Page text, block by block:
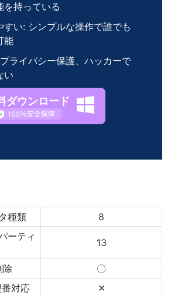
を持っている
すい: シンプルな操作で誰でも
能
ライバシー保護、ハッカーで
い
ダウンロード
種類
8
ーティ
13
除
〇
対応
✕